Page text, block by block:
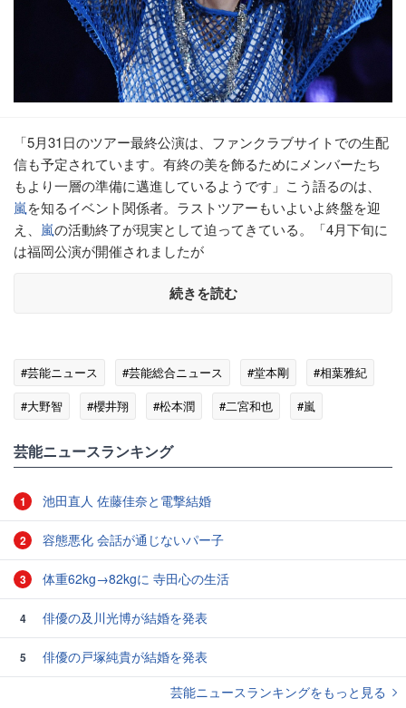
「5月31日のツアー最終公演は、ファンクラブサイトでの生配
信も予定されています。有終の美を飾るためにメンバーたち
もより一層の準備に邁進しているようです」こう語るのは、
嵐を知るイベント関係者。ラストツアーもいよいよ終盤を迎
え、 嵐の活動終了が現実として迫ってきている。「4月下旬に
は福岡公演が開催されましたが
続きを読む
#芸能ニュース #芸能総合ニュース #堂本剛
#相葉雅紀
#大野智
#櫻井翔 #松本潤 #二宮和也 #嵐
芸能ニュースランキング
1 池田直人 佐藤佳奈と電撃結婚
2 容態悪化 会話が通じないパー子
3 体重62kg→82kgに 寺田心の生活
4 俳優の及川光博が結婚を発表
5
俳優の戸塚純貴が結婚を発表
芸能ニュースランキングをもっと見る